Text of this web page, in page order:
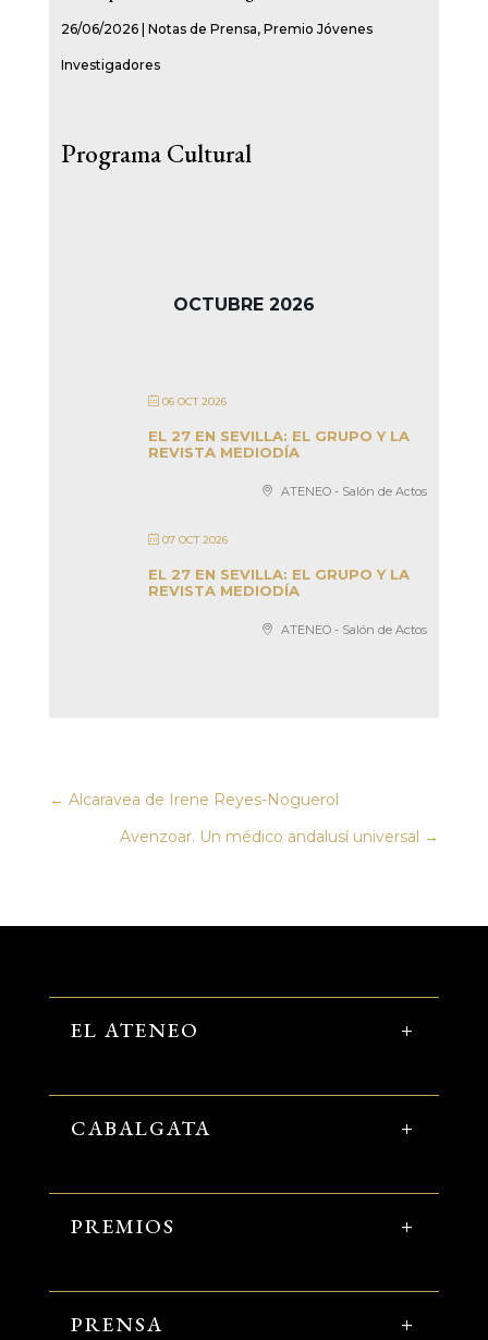
26/06/2026| Notas de Prensa, Premio Jóvenes
Investigadores
Programa Cultural
OCTUBRE 2026
06 OCT 2026
EL 27 EN SEVILLA: EL GRUPO Y LA
REVISTA MEDIODÍA
ATENEO - Salón de Actos
07 OCT 2026
EL 27 EN SEVILLA: EL GRUPO Y LA
REVISTA MEDIODÍA
ATENEO - Salón de Actos
← Alcaravea de Irene Reyes-Noguerol
Avenzoar. Un médico andalusí universal
→
EL ATENEO
CABALGATA
PREMIOS
PRENSA